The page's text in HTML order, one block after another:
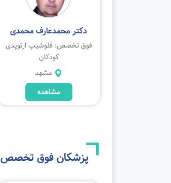
دکتر محمدعارف محمدی
فوق تخصص: فلوشیپ ارتوپدی
کودکان
مشهد
مشاهده
پزشکان فوق تخصص